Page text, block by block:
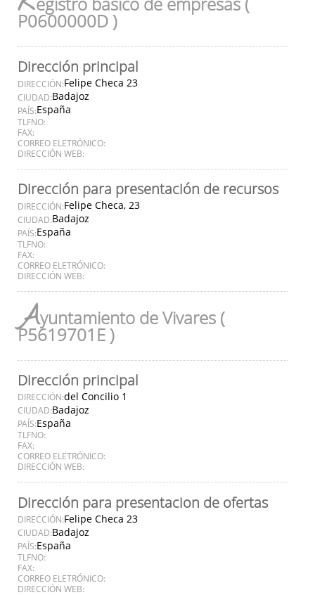
P0600000D )
Dirección principal
DIRECCIÓN:Felipe Checa 23
CIUDAD:Badajoz
PAÍS:España
TLFNO:
FAX:
CORREO ELETRÓNICO:
DIRECCIÓN WEB:
Dirección para presentación de recursos
DIRECCIÓN:Felipe Checa, 23
CIUDAD:Badajoz
PAÍS:España
TLFNO:
FAX:
CORREO ELETRÓNICO:
DIRECCIÓN WEB:
Ayuntamiento de Vivares (
P5619701E )
Dirección principal
DIRECCIÓN:del Concilio 1
CIUDAD:Badajoz
PAÍS:España
TLFNO:
FAX:
CORREO ELETRÓNICO:
DIRECCIÓN WEB:
Dirección para presentacion de ofertas
DIRECCIÓN:Felipe Checa 23
CIUDAD:Badajoz
PAÍS:España
TLFNO:
FAX:
CORREO ELETRÓNICO:
DIRECCIÓN WEB: